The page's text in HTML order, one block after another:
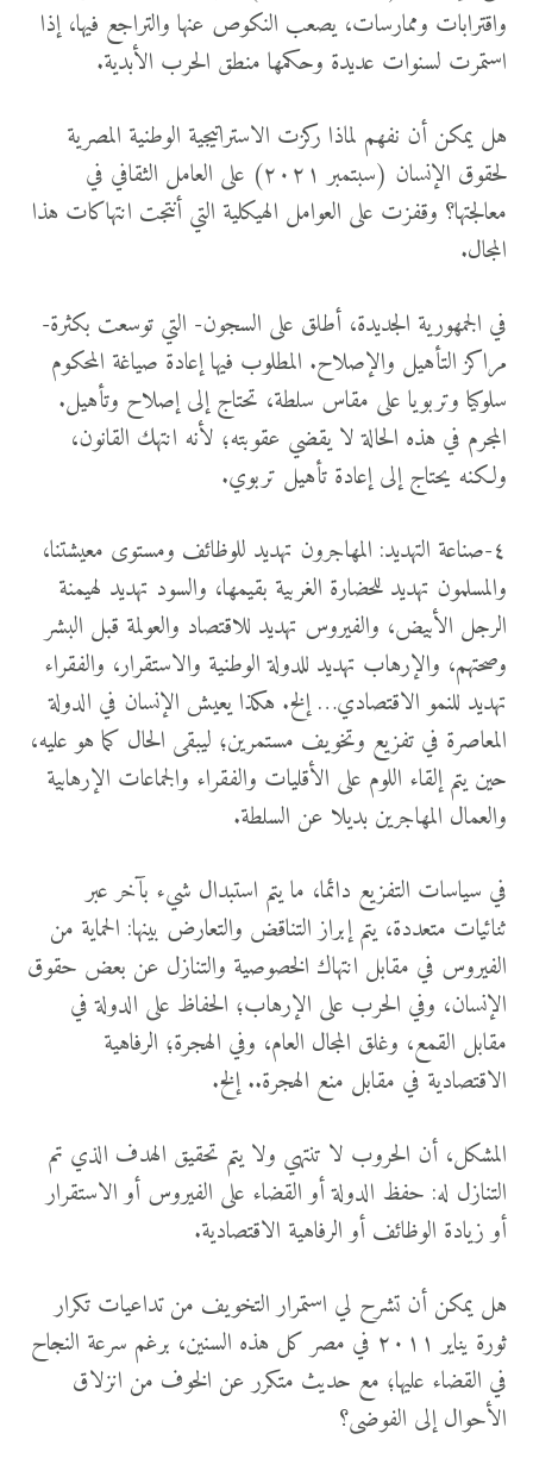
واقترابات وممارسات، يصعب النكوص عنها والتراجع فيها، إذا
استمرت لسنوات عديدة وحكمها منطق الحرب الأبدية.
هل يمكن أن نفهم لماذا ركزت الاستراتيجية الوطنية المصرية
لحقوق الإنسان (سبتمبر ٢٠٢١) على العامل الثقافي في
معالجتها؟ وقفزت على العوامل الهيكلية التي أنتجت انتهاكات هذا
المجال.
في الجمهورية الجديدة، أطلق على السجون- التي توسعت بكثرة-
مراكز التأهيل والإصلاح. المطلوب فيها إعادة صياغة المحكوم
سلوكيا وتربويا على مقاس سلطة، تحتاج إلى إصلاح وتأهيل.
المجرم في هذه الحالة لا يقضي عقوبته؛ لأنه انتهك القانون،
ولكنه يحتاج إلى إعادة تأهيل تربوي.
٤-صناعة التهديد: المهاجرون تهديد للوظائف ومستوى معيشتنا،
والمسلمون تهديد للحضارة الغربية بقيمها، والسود تهديد لهيمنة
الرجل الأبيض، والفيروس تهديد للاقتصاد والعولمة قبل البشر
وصحتهم، والإرهاب تهديد للدولة الوطنية والاستقرار، والفقراء
تهديد للنمو الاقتصادي… إلخ. هكذا يعيش الإنسان في الدولة
المعاصرة في تفزيع وتخويف مستمرين؛ ليبقى الحال كما هو عليه،
حين يتم إلقاء اللوم على الأقليات والفقراء والجماعات الإرهابية
والعمال المهاجرين بديلا عن السلطة.
في سياسات التفزيع دائما، ما يتم استبدال شيء بآخر عبر
ثنائيات متعددة، يتم إبراز التناقض والتعارض بينها: الحماية من
الفيروس في مقابل انتهاك الخصوصية والتنازل عن بعض حقوق
الإنسان، وفي الحرب على الإرهاب؛ الحفاظ على الدولة في
مقابل القمع، وغلق المجال العام، وفي الهجرة؛ الرفاهية
الاقتصادية في مقابل منع الهجرة.. إلخ.
المشكل، أن الحروب لا تنتهي ولا يتم تحقيق الهدف الذي تم
التنازل له: حفظ الدولة أو القضاء على الفيروس أو الاستقرار
أو زيادة الوظائف أو الرفاهية الاقتصادية.
هل يمكن أن تشرح لي استمرار التخويف من تداعيات تكرار
ثورة يناير ٢٠١١ في مصر كل هذه السنين، برغم سرعة النجاح
في القضاء عليها؛ مع حديث متكرر عن الخوف من انزلاق
الأحوال إلى الفوضى؟